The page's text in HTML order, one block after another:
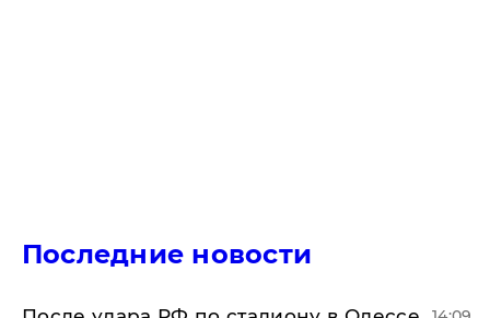
Последние новости